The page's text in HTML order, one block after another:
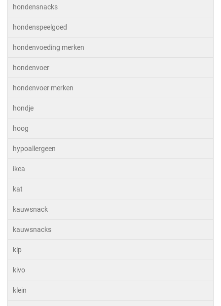
hondensnacks
hondenspeelgoed
hondenvoeding merken
hondenvoer
hondenvoer merken
hondje
hoog
hypoallergeen
ikea
kat
kauwsnack
kauwsnacks
kip
kivo
klein